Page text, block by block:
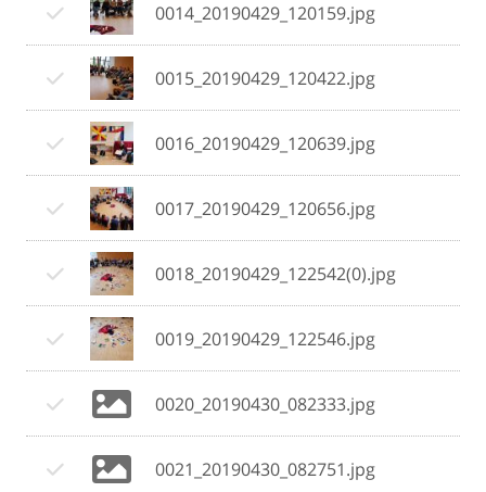
0014_20190429_120159.jpg
0015_20190429_120422.jpg
0016_20190429_120639.jpg
0017_20190429_120656.jpg
0018_20190429_122542(0).jpg
0019_20190429_122546.jpg
0020_20190430_082333.jpg
0021_20190430_082751.jpg